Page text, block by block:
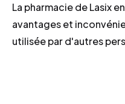
La pharmacie de Lasix
avantages et
utilisée par d'autres